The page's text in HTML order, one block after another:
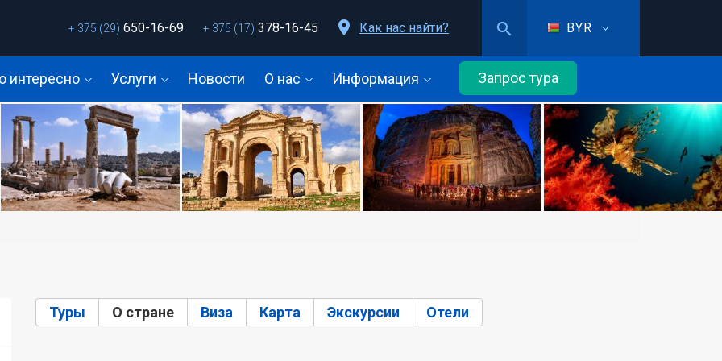
BYR
+ 375 (29) 650-16-69 + 375 (17) 378-16-45 Как нас найти?
интересно Услуги Новости О нас Информация Запрос тура
Туры О стране (активная вкладка)
Виза Карта Экскурсии Отели